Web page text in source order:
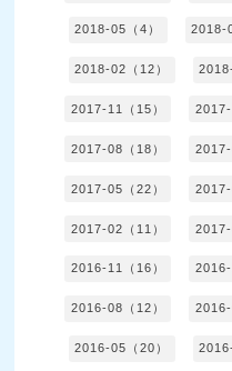
2018-05（4） 2018-
2018-02（12）
2017-11（15） 2017-
2017-08（18） 2017-
2017-05（22） 2017-
2017-02（11） 2017-
2016-11（16） 2016-
2016-08（12） 2016-
2016-05（20）